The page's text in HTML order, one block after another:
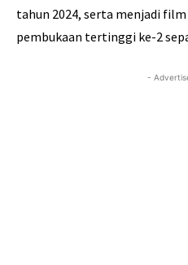
tahun 2024, serta menjadi
pembukaan tertinggi ke-2
-